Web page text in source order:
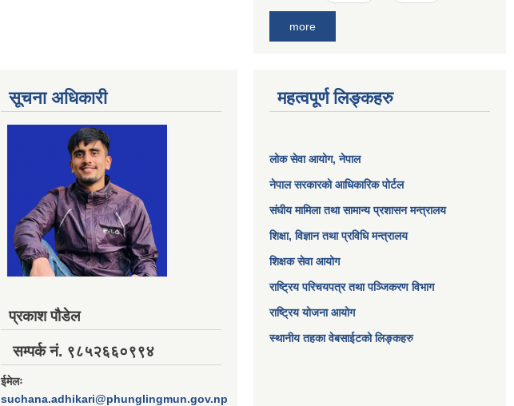
more
सूचना अधिकारी
प्रकाश पौडेल
सम्पर्क नं. ९८५२६६०९९४
ईमेलः
suchana.adhikari@phunglingmun.gov.np
महत्वपूर्ण लिङ्कहरु
लोक सेवा आयोग, नेपाल
नेपाल सरकारको आधिकारिक पोर्टल
संघीय मामिला तथा सामान्य प्रशासन मन्त्रालय
शिक्षा, विज्ञान तथा प्रविधि मन्त्रालय
शिक्षक सेवा आयोग
राष्ट्रिय परिचयपत्र तथा पञ्जिकरण विभाग
राष्ट्रिय योजना आयोग
स्थानीय तहका वेबसाईटको लिङ्कहरु